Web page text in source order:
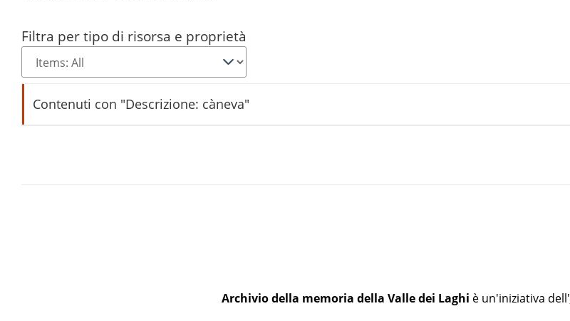
Filtra per tipo di risorsa e proprietà
Contenuti con "Descrizione: càneva"
Archivio della memoria della Valle dei Laghi è un'iniziativa dell'